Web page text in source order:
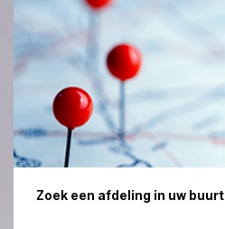
Zoek een afdeling in uw buurt